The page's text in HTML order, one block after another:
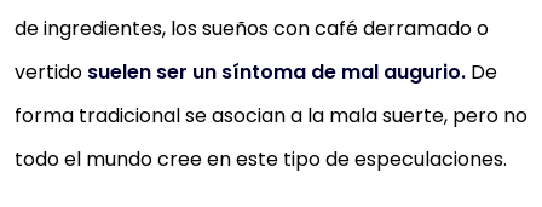
de ingredientes, los sueños con café derramado o
vertido suelen ser un síntoma de mal augurio. De
forma tradicional se asocian a la mala suerte, pero no
todo el mundo cree en este tipo de especulaciones.